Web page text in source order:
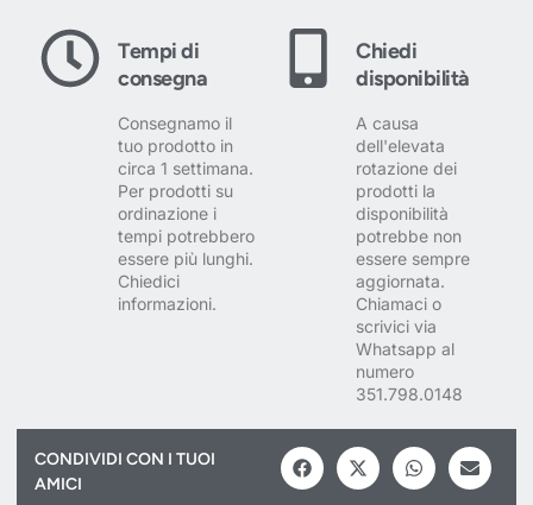
Tempi di
consegna
Consegnamo il
tuo prodotto in
circa 1 settimana.
Per prodotti su
ordinazione i
tempi potrebbero
essere più lunghi.
Chiedici
informazioni.
Chiedi
disponibilità
A causa
dell'elevata
rotazione dei
prodotti la
disponibilità
potrebbe non
essere sempre
aggiornata.
Chiamaci o
scrivici via
Whatsapp al
numero
351.798.0148
CONDIVIDI CON I TUOI
AMICI